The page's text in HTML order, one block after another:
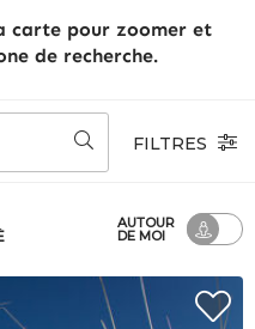
carte pour zoomer et
de recherche.
FILTRES
AUTOUR
DE MOI